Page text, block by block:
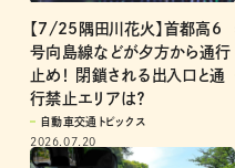
【7/25隅田川花火】首都高6
号向島線などが夕方から通行
止め！ 閉鎖される出入口と通
行禁止エリアは？
自動車交通トピックス
2026.07.20